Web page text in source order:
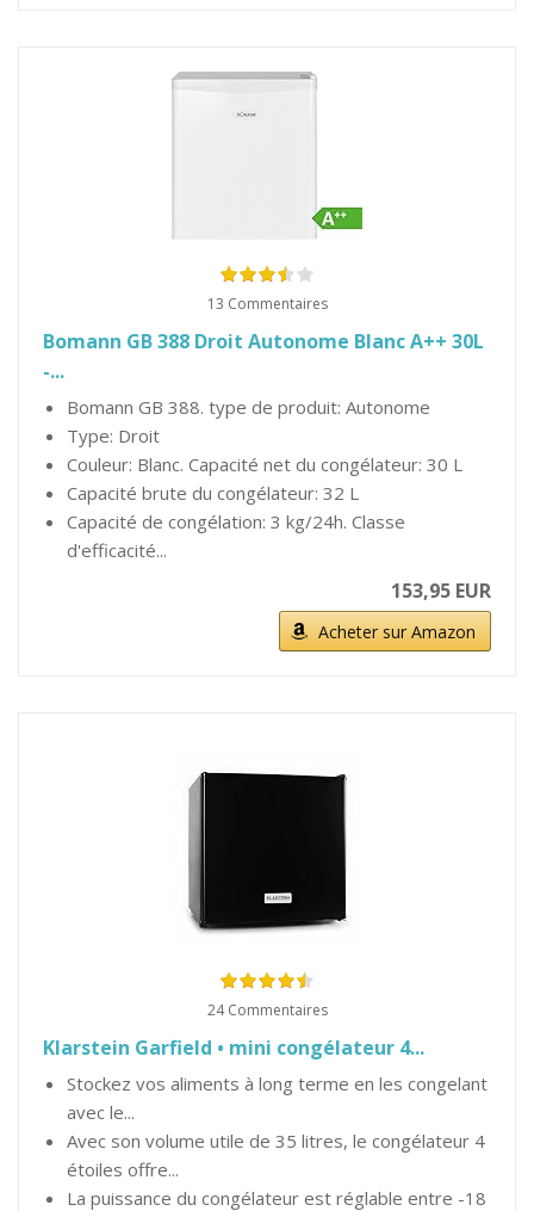
13 Commentaires
Bomann GB 388 Droit Autonome Blanc A++ 30L
-...
Bomann GB 388. type de produit: Autonome
Type: Droit
Couleur: Blanc. Capacité net du congélateur: 30 L
Capacité brute du congélateur: 32 L
Capacité de congélation: 3 kg/24h. Classe
d'efficacité...
153,95 EUR
Acheter sur Amazon
24 Commentaires
Klarstein Garfield • mini congélateur 4...
Stockez vos aliments à long terme en les congelant
avec le...
Avec son volume utile de 35 litres, le congélateur 4
étoiles offre...
La puissance du congélateur est réglable entre -18